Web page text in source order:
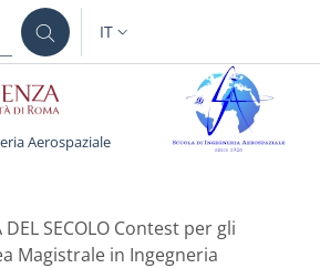
SELETTORE LINGUA:
IT
Aerospaziale
DEL SECOLO Contest per gli
Magistrale in Ingegneria